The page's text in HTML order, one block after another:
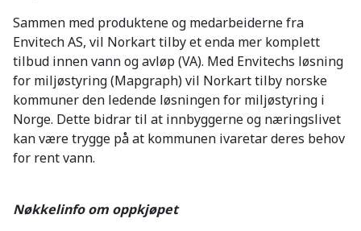
Sammen med produktene og medarbeiderne fra
Envitech AS, vil Norkart tilby et enda mer komplett
tilbud innen vann og avløp (VA). Med Envitechs løsning
for miljøstyring (Mapgraph) vil Norkart tilby norske
kommuner den ledende løsningen for miljøstyring i
Norge. Dette bidrar til at innbyggerne og næringslivet
kan være trygge på at kommunen ivaretar deres behov
for rent vann.
Nøkkelinfo om oppkjøpet